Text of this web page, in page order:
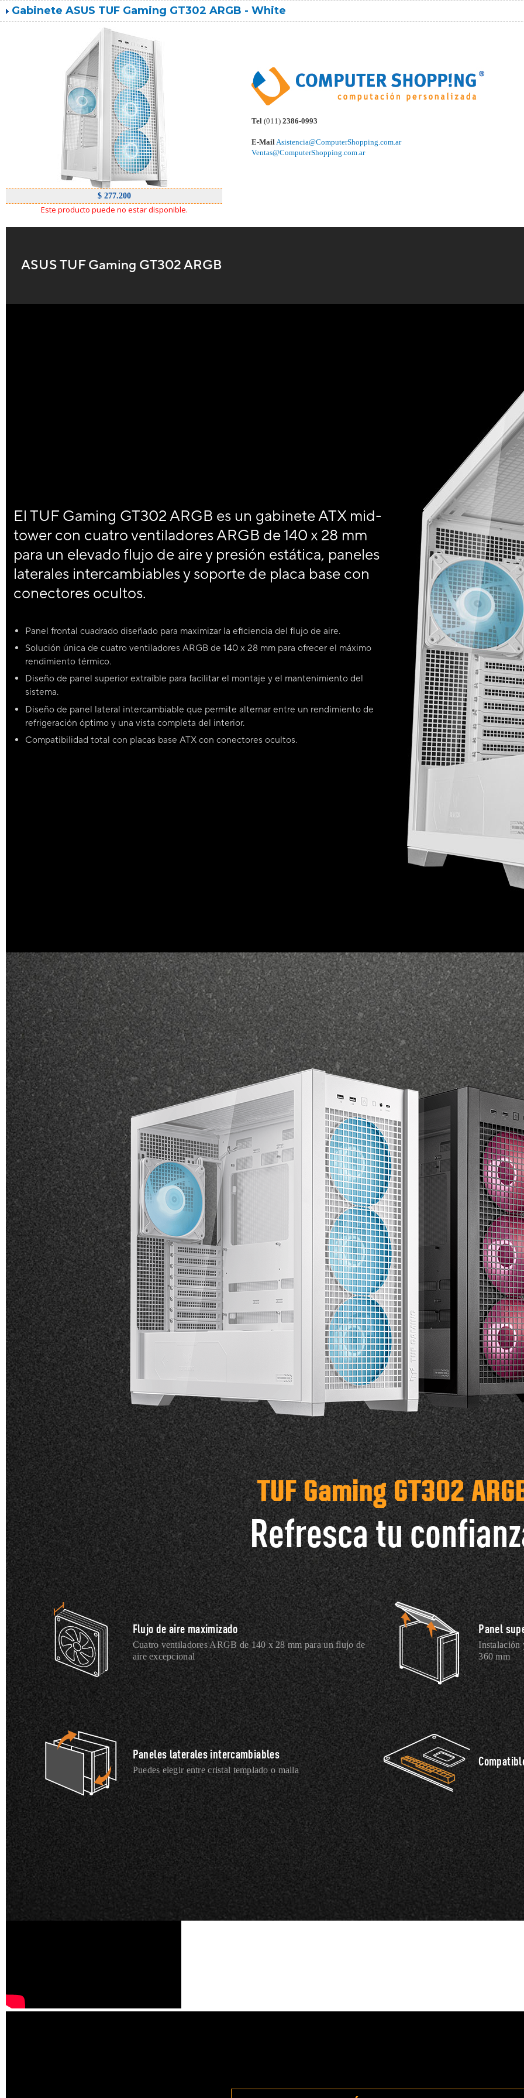
Gabinete ASUS TUF Gaming GT302 ARGB - White
$ 277.200
Este producto puede no estar disponible.
Tel (011) 2386-0993
E-MailAsistencia@ComputerShopping.com.ar
Ventas@ComputerShopping.com.ar
ASUS TUF Gaming GT302 ARGB
El TUF Gaming GT302 ARGB es un gabinete ATX mid-
tower con cuatro ventiladores ARGB de 140 x 28 mm
para un elevado flujo de aire y presión estática, paneles
laterales intercambiables y soporte de placa base con
conectores ocultos.
Panel frontal cuadrado diseñado para maximizar la eficiencia del flujo de aire.
Solución única de cuatro ventiladores ARGB de 140 x 28 mm para ofrecer el máximo
rendimiento térmico.
Diseño de panel superior extraíble para facilitar el montaje y el mantenimiento del
sistema.
Diseño de panel lateral intercambiable que permite alternar entre un rendimiento de
refrigeración óptimo y una vista completa del interior.
Compatibilidad total con placas base ATX con conectores ocultos.
TUF Gaming GT302
Refresca tu
Flujo de aire maximizado
Cuatro ventiladores ARGB de 140 x 28 mm para un flujo de
aire excepcional
Panel
Instalación
360 mm
Paneles laterales intercambiables
Puedes elegir entre cristal templado o malla